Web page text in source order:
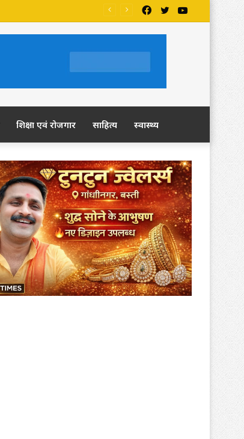
YouTube
Twitter
Facebook
शिक्षा एवं रोजगार साहित्य स्वास्थ्य